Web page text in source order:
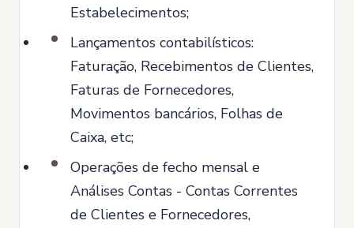
Estabelecimentos;
Lançamentos contabilísticos:
Faturação, Recebimentos de Clientes,
Faturas de Fornecedores,
Movimentos bancários, Folhas de
Caixa, etc;
Operações de fecho mensal e
Análises Contas - Contas Correntes
de Clientes e Fornecedores,